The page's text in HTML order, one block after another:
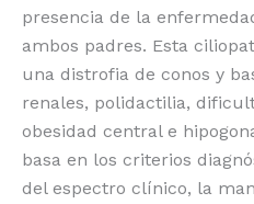
presencia de la
ambos padres. Esta
una distrofia de conos y
renales, polidactilia,
obesidad central e
basa en los criterios
del espectro clínico, la